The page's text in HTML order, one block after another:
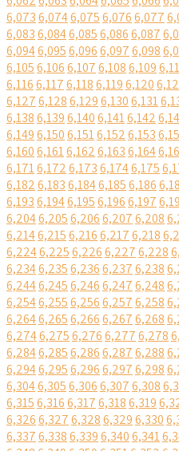
6,0736,0746,0756,0766,077
6,0836,0846,0856,0866,087
6,0946,0956,0966,0976,098
6,1056,1066,1076,1086,109
6,1166,1176,1186,1196,120
6,1276,1286,1296,1306,131
6,1386,1396,1406,1416,142
6,1496,1506,1516,1526,153
6,1606,1616,1626,1636,164
6,1716,1726,1736,1746,175
6,1826,1836,1846,1856,186
6,1936,1946,1956,1966,197
6,2046,2056,2066,2076,208
6,2146,2156,2166,2176,218
6,2246,2256,2266,2276,228
6,2346,2356,2366,2376,238
6,2446,2456,2466,2476,248
6,2546,2556,2566,2576,258
6,2646,2656,2666,2676,268
6,2746,2756,2766,2776,278
6,2846,2856,2866,2876,288
6,2946,2956,2966,2976,298
6,3046,3056,3066,3076,308
6,3156,3166,3176,3186,319
6,3266,3276,3286,3296,330
6,3376,3386,3396,3406,341